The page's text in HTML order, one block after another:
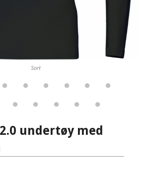
Sort
undertøy med